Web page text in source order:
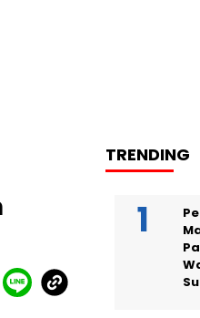
TRENDING